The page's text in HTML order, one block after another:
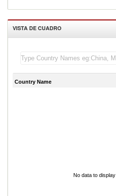
VISTA DE CUADRO
Country Name
No data to display